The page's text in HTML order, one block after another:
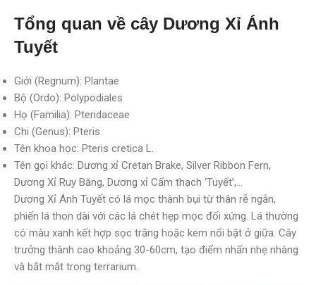
Tổng quan về cây Dương Xỉ Ánh
Tuyết
Giới (Regnum): Plantae
Bộ (Ordo): Polypodiales
Họ (Familia): Pteridaceae
Chi (Genus): Pteris
Tên khoa học: Pteris cretica L.
Tên gọi khác: Dương xỉ Cretan Brake, Silver Ribbon Fern,
Dương Xỉ Ruy Băng, Dương xỉ Cẩm thạch ‘Tuyết’,…
Dương Xỉ Ánh Tuyết có lá mọc thành bụi từ thân rễ ngắn,
phiến lá thon dài với các lá chét hẹp mọc đối xứng. Lá thường
có màu xanh kết hợp sọc trắng hoặc kem nổi bật ở giữa. Cây
trưởng thành cao khoảng 30-60cm, tạo điểm nhấn nhẹ nhàng
và bắt mắt trong terrarium.